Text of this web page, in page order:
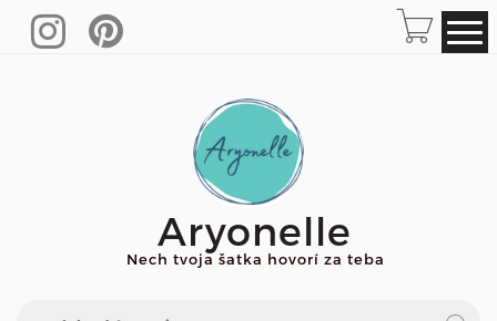
Aryonelle
Nech tvoja šatka hovorí za teba